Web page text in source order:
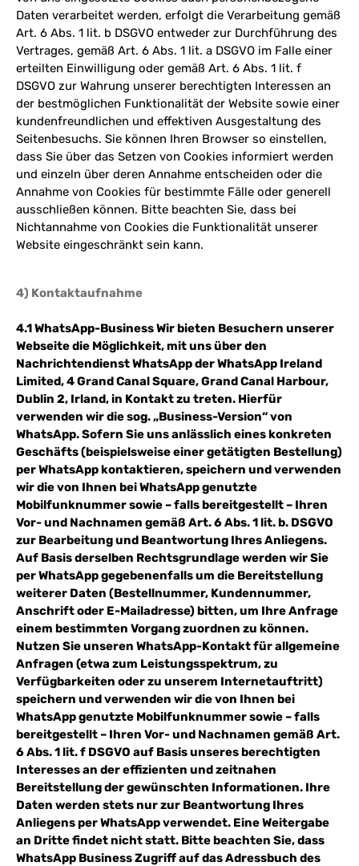
Daten verarbeitet werden, erfolgt die Verarbeitung gemäß
Art. 6 Abs. 1 lit. b DSGVO entweder zur Durchführung des
Vertrages, gemäß Art. 6 Abs. 1 lit. a DSGVO im Falle einer
erteilten Einwilligung oder gemäß Art. 6 Abs. 1 lit. f
DSGVO zur Wahrung unserer berechtigten Interessen an
der bestmöglichen Funktionalität der Website sowie einer
kundenfreundlichen und effektiven Ausgestaltung des
Seitenbesuchs. Sie können Ihren Browser so einstellen,
dass Sie über das Setzen von Cookies informiert werden
und einzeln über deren Annahme entscheiden oder die
Annahme von Cookies für bestimmte Fälle oder generell
ausschließen können. Bitte beachten Sie, dass bei
Nichtannahme von Cookies die Funktionalität unserer
Website eingeschränkt sein kann.
4) Kontaktaufnahme
4.1 WhatsApp-Business Wir bieten Besuchern unserer
Webseite die Möglichkeit, mit uns über den
Nachrichtendienst WhatsApp der WhatsApp Ireland
Limited, 4 Grand Canal Square, Grand Canal Harbour,
Dublin 2, Irland, in Kontakt zu treten. Hierfür
verwenden wir die sog. „Business-Version“ von
WhatsApp. Sofern Sie uns anlässlich eines konkreten
Geschäfts (beispielsweise einer getätigten Bestellung)
per WhatsApp kontaktieren, speichern und verwenden
wir die von Ihnen bei WhatsApp genutzte
Mobilfunknummer sowie – falls bereitgestellt – Ihren
Vor- und Nachnamen gemäß Art. 6 Abs. 1 lit. b. DSGVO
zur Bearbeitung und Beantwortung Ihres Anliegens.
Auf Basis derselben Rechtsgrundlage werden wir Sie
per WhatsApp gegebenenfalls um die Bereitstellung
weiterer Daten (Bestellnummer, Kundennummer,
Anschrift oder E-Mailadresse) bitten, um Ihre Anfrage
einem bestimmten Vorgang zuordnen zu können.
Nutzen Sie unseren WhatsApp-Kontakt für allgemeine
Anfragen (etwa zum Leistungsspektrum, zu
Verfügbarkeiten oder zu unserem Internetauftritt)
speichern und verwenden wir die von Ihnen bei
WhatsApp genutzte Mobilfunknummer sowie – falls
bereitgestellt – Ihren Vor- und Nachnamen gemäß Art.
6 Abs. 1 lit. f DSGVO auf Basis unseres berechtigten
Interesses an der effizienten und zeitnahen
Bereitstellung der gewünschten Informationen. Ihre
Daten werden stets nur zur Beantwortung Ihres
Anliegens per WhatsApp verwendet. Eine Weitergabe
an Dritte findet nicht statt. Bitte beachten Sie, dass
WhatsApp Business Zugriff auf das Adressbuch des